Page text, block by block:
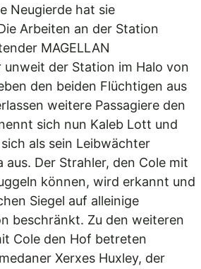
Neugierde hat sie
Arbeiten an der Station
MAGELLAN
der Station im Halo von
den beiden Flüchtigen aus
weitere Passagiere den
sich nun Kaleb Lott und
als sein Leibwächter
aus. Der Strahler, den Cole mit
können, wird erkannt und
Siegel auf alleinige
beschränkt. Zu den weiteren
Cole den Hof betreten
Xerxes Huxley, der